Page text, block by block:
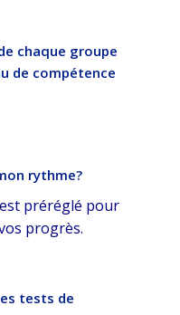
chaque groupe
de compétence
rythme?
préréglé pour
progrès.
tests de